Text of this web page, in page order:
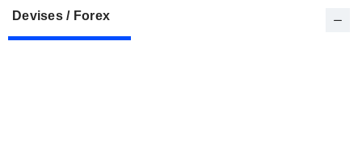
Devises / Forex